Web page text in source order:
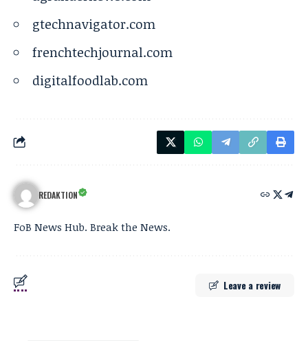
gtechnavigator.com
frenchtechjournal.com
digitalfoodlab.com
REDAKTION
FoB News Hub. Break the News.
Leave a review